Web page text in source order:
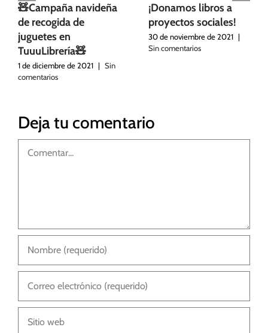
🧸Campaña navideña
de recogida de
juguetes en
TuuuLibrería🧸
1 de diciembre de 2021 | Sin
comentarios
¡Donamos libros a
proyectos sociales!
30 de noviembre de 2021 |
Sin comentarios
Deja tu comentario
Comentar